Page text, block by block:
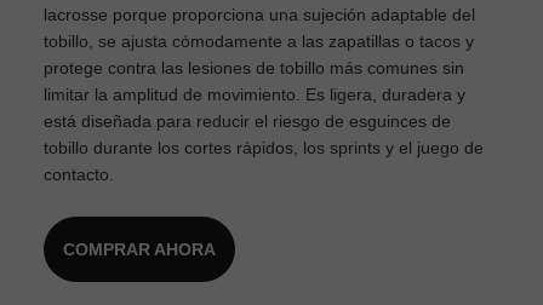
lacrosse porque proporciona una sujeción adaptable del
tobillo, se ajusta cómodamente a las zapatillas o tacos y
protege contra las lesiones de tobillo más comunes sin
limitar la amplitud de movimiento. Es ligera, duradera y
está diseñada para reducir el riesgo de esguinces de
tobillo durante los cortes rápidos, los sprints y el juego de
contacto.
COMPRAR AHORA